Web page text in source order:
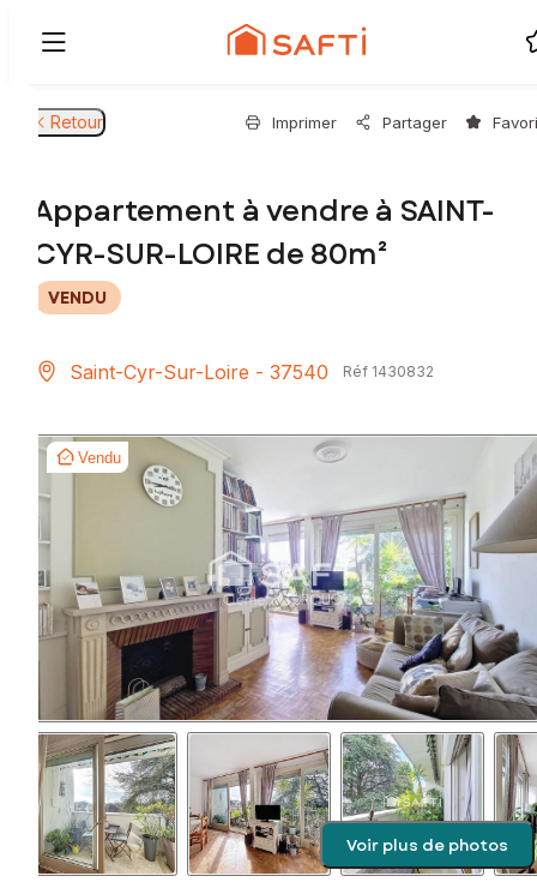
Retour Imprimer Partager
Appartement à vendre à SAINT-
CYR-SUR-LOIRE de 80m²
VENDU
Saint-Cyr-Sur-Loire - 37540 Réf 1430832
Vendu
Voir plus de photos